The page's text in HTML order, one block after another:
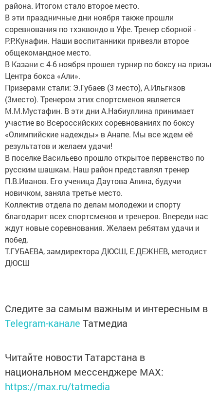
района. Итогом стало второе место.
В эти праздничные дни ноября также прошли
соревнования по тхэквондо в Уфе. Тренер сборной -
Р.Р.Кунафин. Наши воспитанники привезли второе
общекомандное место.
В Казани с 4-6 ноября прошел турнир по боксу на призы
Центра бокса «Али».
Призерами стали: Э.Губаев (3 место), А.Ильгизов
(3место). Тренером этих спортсменов является
М.М.Мустафин. В эти дни А.Набиуллина принимает
участие во Всероссийских соревнованиях по боксу
«Олимпийские надежды» в Анапе. Мы все ждем её
результатов и желаем удачи!
В поселке Васильево прошло открытое первенство по
русским шашкам. Наш район представлял тренер
П.В.Иванов. Его ученица Даутова Алина, будучи
новичком, заняла третье место.
Коллектив отдела по делам молодежи и спорту
благодарит всех спортсменов и тренеров. Впереди нас
ждут новые соревнования. Желаем ребятам удачи и
побед.
Т.ГУБАЕВА, замдиректора ДЮСШ, Е.ДЕЖНЕВ, методист
ДЮСШ
Следите за самым важным и интересным в
Telegram-канале Татмедиа
Читайте новости Татарстана в
национальном мессенджере MАХ:
https://max.ru/tatmedia